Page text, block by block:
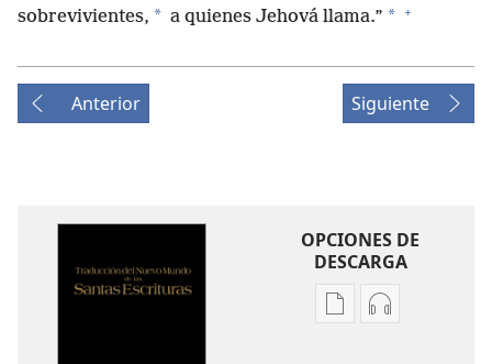
sobrevivientes, * a quienes Jehová llama.” * +
Anterior Siguiente
OPCIONES DE
DESCARGA
OpcionesOpciones